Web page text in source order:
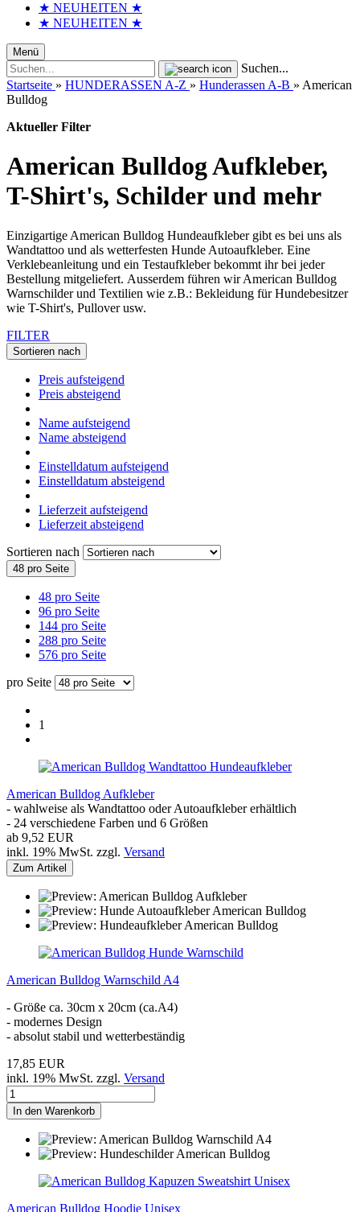
★ NEUHEITEN ★
★ NEUHEITEN ★
Menü
Suchen...
Startseite » HUNDERASSEN A-Z » Hunderassen A-B » American
Bulldog
Aktueller Filter
American Bulldog Aufkleber,
T-Shirt's, Schilder und mehr
Einzigartige American Bulldog Hundeaufkleber gibt es bei uns als
Wandtattoo und als wetterfesten Hunde Autoaufkleber. Eine
Verklebeanleitung und ein Testaufkleber bekommt ihr bei jeder
Bestellung mitgeliefert. Ausserdem führen wir American Bulldog
Warnschilder und Textilien wie z.B.: Bekleidung für Hundebesitzer
wie T-Shirt's, Pullover usw.
FILTER
Sortieren nach
Preis aufsteigend
Preis absteigend
Name aufsteigend
Name absteigend
Einstelldatum aufsteigend
Einstelldatum absteigend
Lieferzeit aufsteigend
Lieferzeit absteigend
Sortieren nach
48 pro Seite
48 pro Seite
96 pro Seite
144 pro Seite
288 pro Seite
576 pro Seite
pro Seite
1
American Bulldog Aufkleber
- wahlweise als Wandtattoo oder Autoaufkleber erhältlich
- 24 verschiedene Farben und 6 Größen
ab 9,52 EUR
inkl. 19% MwSt. zzgl. Versand
Zum Artikel
American Bulldog Warnschild A4
- Größe ca. 30cm x 20cm (ca.A4)
- modernes Design
- absolut stabil und wetterbeständig
17,85 EUR
inkl. 19% MwSt. zzgl. Versand
In den Warenkorb
American Bulldog Hoodie Unisex